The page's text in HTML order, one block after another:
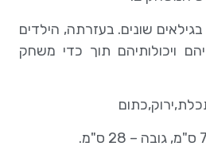
שונים. בעזרתה, הילדים
ויכולותיהם תוך כדי משחק